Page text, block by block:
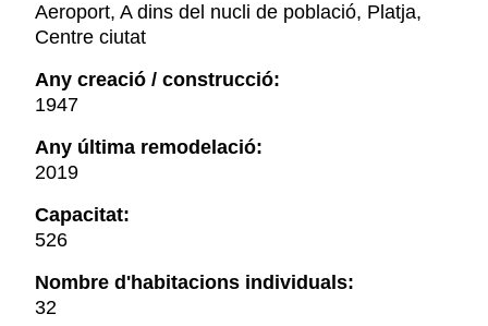
Aeroport, A dins del nucli de població, Platja,
Centre ciutat
Any creació / construcció:
1947
Any última remodelació:
2019
Capacitat:
526
Nombre d'habitacions individuals:
32